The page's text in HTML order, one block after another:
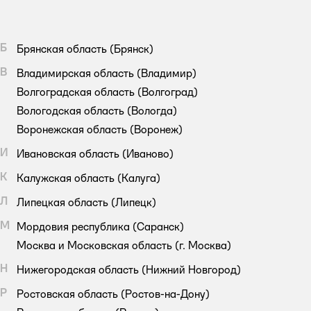
Б Брянская область (Брянск)
В
Владимирская область (Владимир)
Волгоградская область (Волгоград)
Вологодская область (Вологда)
Воронежская область (Воронеж)
И
Ивановская область (Иваново)
К
Калужская область (Калуга)
Л
Липецкая область (Липецк)
М
Мордовия республика (Саранск)
Москва и Московская область (г. Москва)
Н
Нижегородская область (Нижний Новгород)
Р
Ростовская область (Ростов-на-Дону)